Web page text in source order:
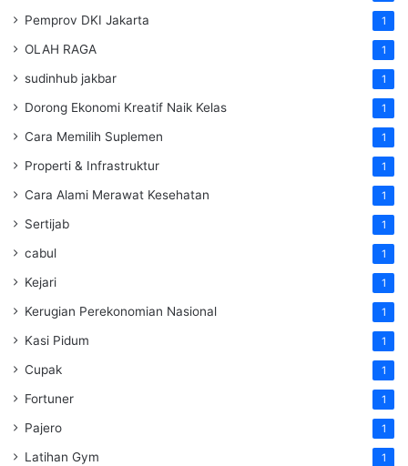
Pemprov DKI Jakarta 1
OLAH RAGA 1
sudinhub jakbar 1
Dorong Ekonomi Kreatif Naik Kelas 1
Cara Memilih Suplemen 1
Properti & Infrastruktur 1
Cara Alami Merawat Kesehatan 1
Sertijab 1
cabul 1
Kejari 1
Kerugian Perekonomian Nasional 1
Kasi Pidum 1
Cupak 1
Fortuner 1
Pajero 1
Latihan Gym 1